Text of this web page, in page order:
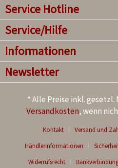
Service Hotline
Service/Hilfe
Informationen
Newsletter
* Alle Preise inkl.
Versandkosten, wenn
Kontakt
Versand und
Händlerinformationen
Widerrufsrecht